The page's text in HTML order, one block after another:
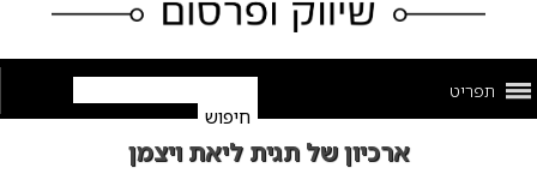
תפריט
ארכיון של תגית ליאת ויצמן